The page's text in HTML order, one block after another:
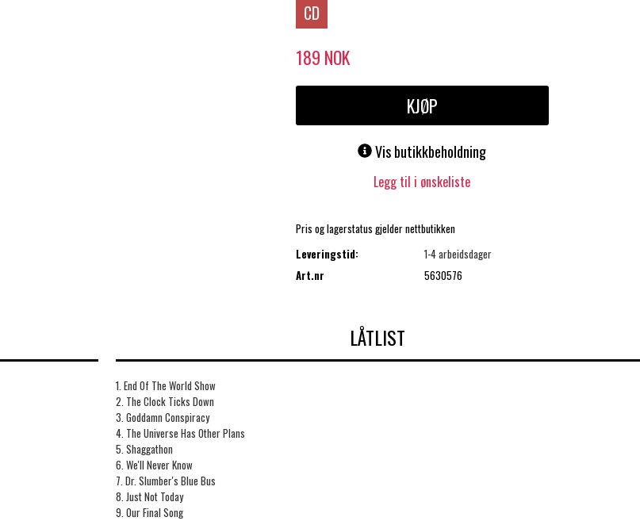
CD
189 NOK
KJØP
Vis butikkbeholdning
Legg til i ønskeliste
Pris og lagerstatus gjelder nettbutikken
Leveringstid:
1-4 arbeidsdager
Art.nr
5630576
LÅTLIST
1. End Of The World Show
2. The Clock Ticks Down
3. Goddamn Conspiracy
4. The Universe Has Other Plans
5. Shaggathon
6. We'll Never Know
7. Dr. Slumber's Blue Bus
8. Just Not Today
9. Our Final Song